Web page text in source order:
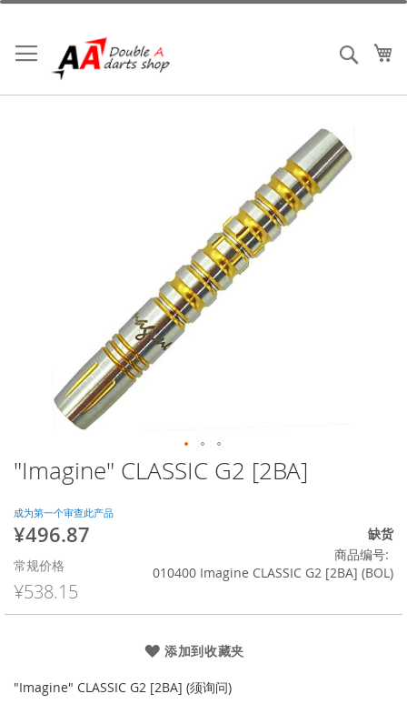
跳
内
容
搜索
"Imagine" CLASSIC G2 [2BA]
成为第一个审查此产品
特
价
格
¥496.87
常规价格
¥538.15
缺货
商品编号
010400 Imagine CLASSIC G2 [2BA] (BOL)
添加到收藏夹
"Imagine" CLASSIC G2 [2BA] (须询问)
跳
转
图
像
库
的
开
头